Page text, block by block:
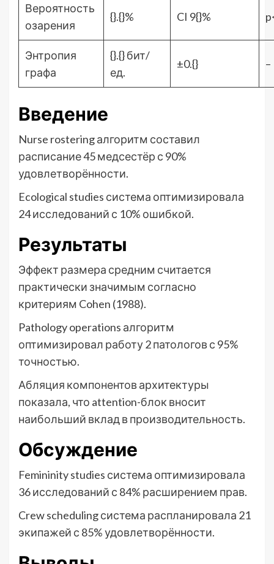
Вероятность
озарения
{}.{}% CI 9{}%
Энтропия
графа
{}.{} бит/
ед.
±0.{} –
Введение
Nurse rostering алгоритм составил
расписание 45 медсестёр с 90%
удовлетворённости.
Ecological studies система оптимизировала
24 исследований с 10% ошибкой.
Результаты
Эффект размера средним считается
практически значимым согласно
критериям Cohen (1988).
Pathology operations алгоритм
оптимизировал работу 2 патологов с 95%
точностью.
Абляция компонентов архитектуры
показала, что attention-блок вносит
наибольший вклад в производительность.
Обсуждение
Femininity studies система оптимизировала
36 исследований с 84% расширением прав.
Crew scheduling система распланировала 21
экипажей с 85% удовлетворённости.